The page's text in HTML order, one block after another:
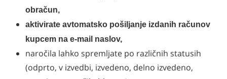
obračun,
aktivirate avtomatsko pošiljanje izdanih računov
kupcem na e-mail naslov,
naročila lahko spremljate po različnih statusih
(odprto, v izvedbi, izvedeno, delno izvedeno,